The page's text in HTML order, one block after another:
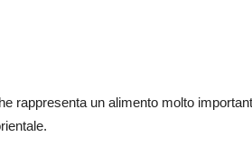
rappresenta un alimento molto